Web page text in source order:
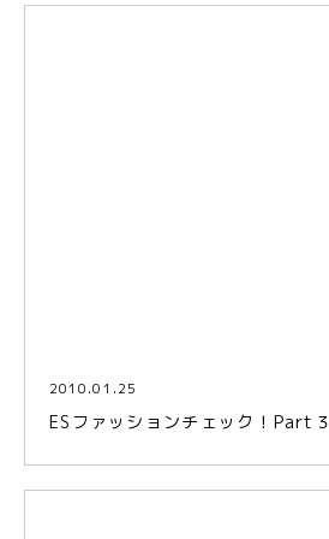
2010.01.25
ESファッションチェック！Part３